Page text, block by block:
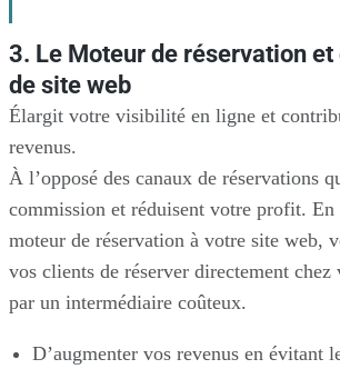
3. Le Moteur de réservation
de site web
Élargit votre visibilité en ligne et
revenus.
À l’opposé des canaux de réservations
commission et réduisent votre profit. En
moteur de réservation à votre site web,
vos clients de réserver directement chez
par un intermédiaire coûteux.
D’augmenter vos revenus en évitant